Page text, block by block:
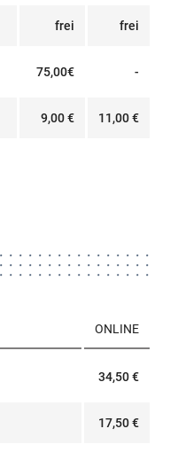
frei frei
75,00€ -
9,00 € 11,00 €
ONLINE
34,50 €
17,50 €